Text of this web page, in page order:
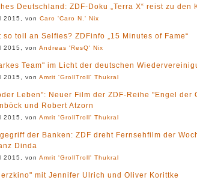
Deutschland: ZDF-Doku „Terra X“ reist zu den
2015, von Caro 'Caro N.' Nix
so toll an Selfies? ZDFinfo „15 Minutes of Fame“
2015, von Andreas 'ResQ' Nix
Team" im Licht der deutschen
2015, von Amrit 'GrollTroll' Thukral
Leben": Neuer Film der ZDF-Reihe "Engel der
und Robert Atzorn
2015, von Amrit 'GrollTroll' Thukral
der Banken: ZDF dreht Fernsehfilm der
Dinda
2015, von Amrit 'GrollTroll' Thukral
mit Jennifer Ulrich und Oliver Korittke